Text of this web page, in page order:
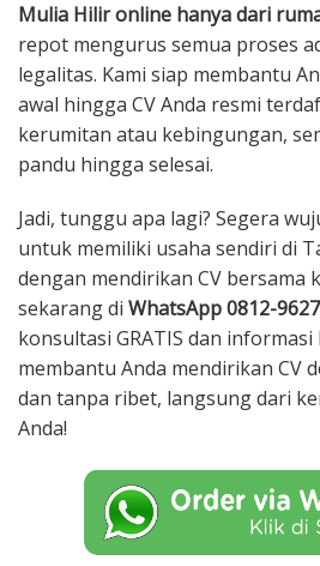
Mulia Hilir online hanya dari
repot mengurus semua proses
legalitas. Kami siap membantu
awal hingga CV Anda resmi
kerumitan atau kebingungan,
pandu hingga selesai.
Jadi, tunggu apa lagi? Segera
untuk memiliki usaha sendiri di
dengan mendirikan CV bersama
sekarang di WhatsApp 0812-
konsultasi GRATIS dan
membantu Anda mendirikan CV
dan tanpa ribet, langsung dari
Anda!